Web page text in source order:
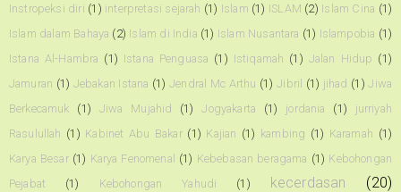
Instropeksi diri (1) interpretasi sejarah (1) Islam (1) ISLAM (2) Islam Cina (1)
Islam dalam Bahaya (2) Islam di India (1) Islam Nusantara (1) Islampobia (1)
Istana Al-Hambra (1) Istana Penguasa (1) Istiqamah (1) Jalan Hidup (1)
Jamuran (1) Jebakan Istana (1) Jendral Mc Arthu (1) Jibril (1) jihad (1) Jiwa
Berkecamuk
(1) Jiwa Mujahid (1) Jogyakarta (1) jordania (1)
jurriyah
Rasulullah (1) Kabinet Abu Bakar (1) Kajian (1) kambing (1) Karamah (1)
Karya Besar (1) Karya Fenomenal (1) Kebebasan beragama (1) Kebohongan
Pejabat
(1) Kebohongan Yahudi (1) kecerdasan (20)